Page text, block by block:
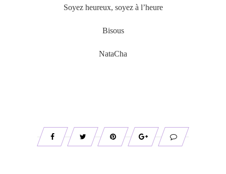
Soyez heureux, soyez à l’heure
Bisous
NataCha